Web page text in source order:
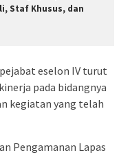
Staf Khusus, dan
eselon IV turut
pada bidangnya
kegiatan yang telah
Pengamanan Lapas